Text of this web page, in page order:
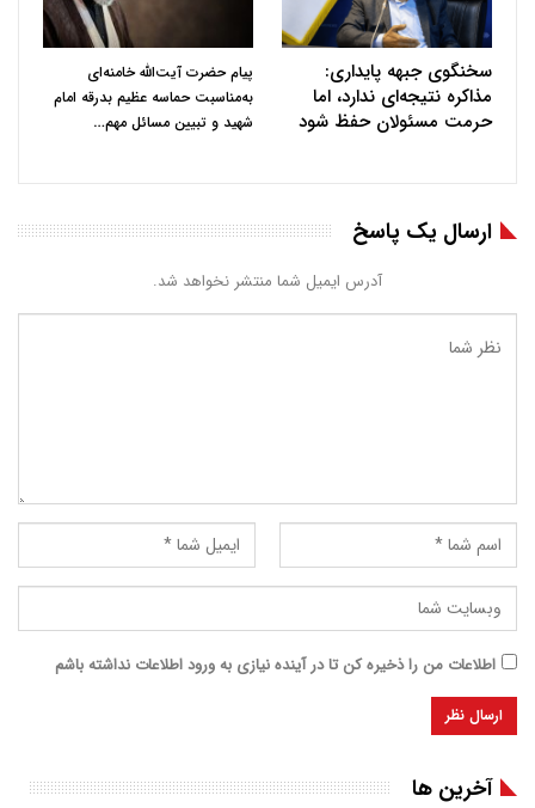
سخنگوی جبهه پایداری:
مذاکره نتیجه‌ای ندارد، اما
حرمت مسئولان حفظ شود
پیام حضرت آیت‌الله خامنه‌ای
به‌مناسبت حماسه عظیم بدرقه امام
شهید و تبیین مسائل مهم…
ارسال یک پاسخ
آدرس ایمیل شما منتشر نخواهد شد.
اطلاعات من را ذخیره کن تا در آینده نیازی به ورود اطلاعات نداشته باشم
آخرین ها